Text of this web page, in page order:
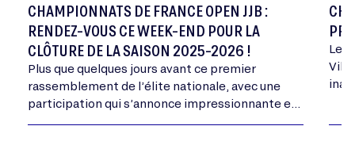
CHAMPIONNATS DE FRANCE OPEN JJB :
RENDEZ-VOUS CE WEEK-END POUR LA
CLÔTURE DE LA SAISON 2025-2026 !
Plus que quelques jours avant ce premier
rassemblement de l’élite nationale, avec une
participation qui s’annonce impressionnante en
Le